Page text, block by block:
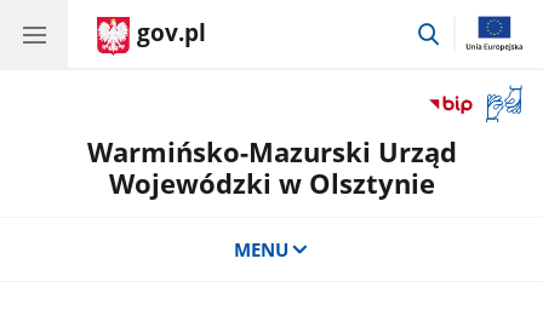
gov.pl
przejdź
okno
Warmińsko-Mazurski Urząd
Wojewódzki w Olsztynie
MENU